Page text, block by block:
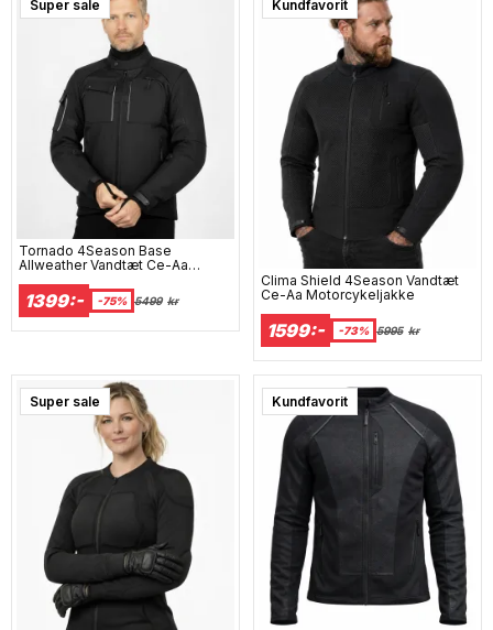
Super sale
Tornado 4Season Base
Allweather Vandtæt Ce-Aa
1399:- -75% 5499 kr
Super sale
Kundfavorit
Clima Shield 4Season Vandtæt
Ce-Aa Motorcykeljakke
1599:- -73% 5995 kr
Super sale Super sale
Kundfavorit